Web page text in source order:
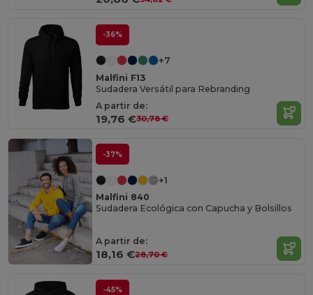
-36%
+7
Malfini F13
Sudadera Versátil para Rebranding
A partir de:
19,76 €30,78 €
-37%
+1
Malfini 840
Sudadera Ecológica con Capucha y Bolsillos
A partir de:
18,16 €28,70 €
-45%